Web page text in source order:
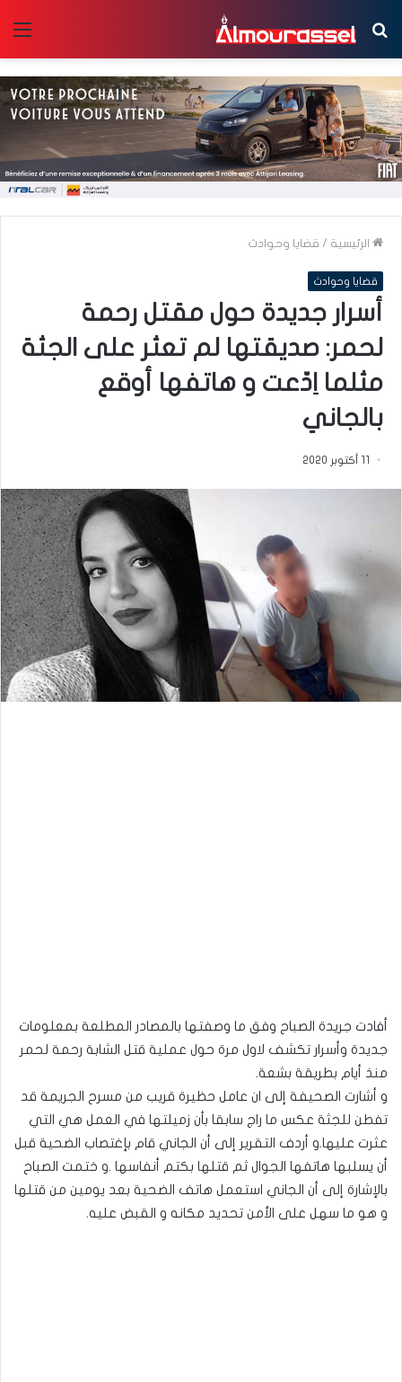
بحث
عن
الرئيسية / قضايا وحوادث
قضايا وحوادث
أسرار جديدة حول مقتل رحمة
لحمر: صديقتها لم تعثر على الجثة
مثلما اِدّعت و هاتفها أوقع
بالجاني
11 أكتوبر 2020
أفادت جريدة الصباح وفق ما وصفتها بالمصادر المطلعة بمعلومات
جديدة وأسرار تكشف لاول مرة حول عملية قتل الشابة رحمة لحمر
منذ أيام بطريقة بشعة.
و أشارت الصحيفة إلى ان عامل حظيرة قريب من مسرح الجريمة قد
تفطن للجثة عكس ما راج سابقا بأن زميلتها في العمل هي التي
عثرت عليها.و أردف التقرير إلى أن الجاني قام بإغتصاب الضحية قبل
أن يسلبها هاتفها الجوال ثم قتلها بكتم أنفاسها .و ختمت الصباح
بالإشارة إلى أن الجاني استعمل هاتف الضحية بعد يومين من قتلها
و هو ما سهل على الأمن تحديد مكانه و القبض عليه.